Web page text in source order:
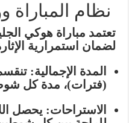
نظام
تعتمد مباراة هوكي
لضمان استمرارية
المدة الإجمالية:
(فترات)، مدة كل شوط 20
الاستراحات: